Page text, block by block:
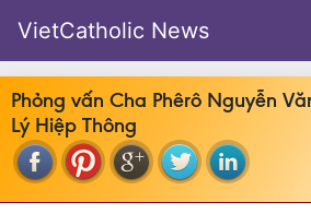
VietCatholic News
Phỏng vấn Cha Phêrô Nguyễn
Lý Hiệp Thông